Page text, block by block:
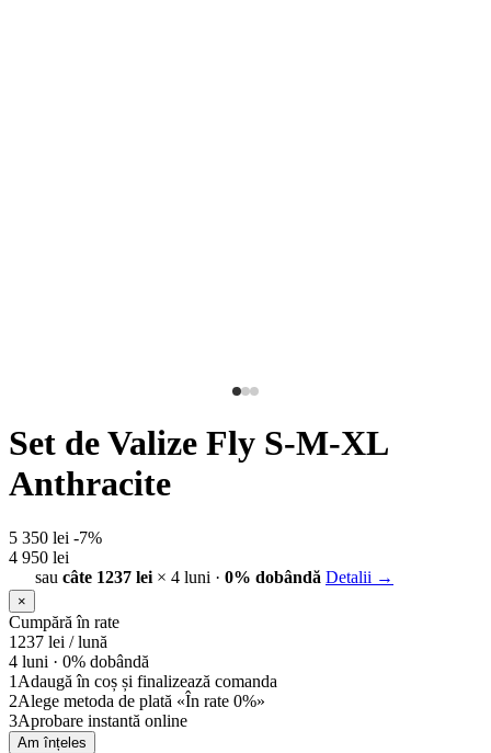
Set de Valize Fly S-M-XL
Anthracite
5 350 lei -7%
4 950 lei
sau câte 1237 lei × 4 luni · 0% dobândă Detalii →
×
Cumpără în rate
1237 lei / lună
4 luni · 0% dobândă
1 Adaugă în coș și finalizează comanda
2Alege metoda de plată «În rate 0%»
3Aprobare instantă online
Am înțeles